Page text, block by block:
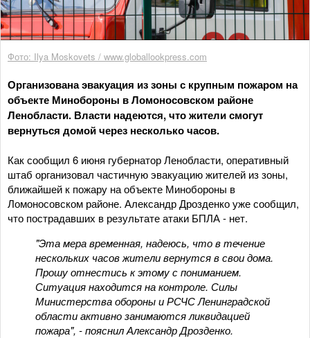
Фото: Ilya Moskovets / www.globallookpress.com
Организована эвакуация из зоны с крупным пожаром на
объекте Минобороны в Ломоносовском районе
Ленобласти. Власти надеются, что жители смогут
вернуться домой через несколько часов.
Как сообщил 6 июня губернатор Ленобласти, оперативный
штаб организовал частичную эвакуацию жителей из зоны,
ближайшей к пожару на объекте Минобороны в
Ломоносовском районе. Александр Дрозденко уже сообщил,
что пострадавших в результате атаки БПЛА - нет.
"Эта мера временная, надеюсь, что в течение
нескольких часов жители вернутся в свои дома.
Прошу отнестись к этому с пониманием.
Ситуация находится на контроле. Силы
Министерства обороны и РСЧС Ленинградской
области активно занимаются ликвидацией
пожара", - пояснил Александр Дрозденко.